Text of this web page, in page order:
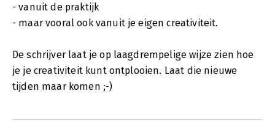
- vanuit de praktijk
- maar vooral ook vanuit je eigen creativiteit.
De schrijver laat je op laagdrempelige wijze zien hoe
je je creativiteit kunt ontplooien. Laat die nieuwe
tijden maar komen ;-)